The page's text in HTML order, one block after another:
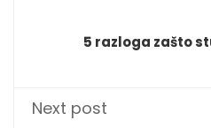
5 razloga zašto
Next post